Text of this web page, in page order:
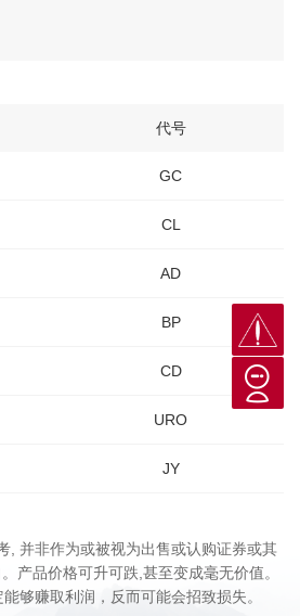
代号
GC
CL
AD
BP
CD
URO
JY
, 并非作为或被视为出售或认购证券或其
产品价格可升可跌,甚至变成毫无价值。
够赚取利润，反而可能会招致损失。